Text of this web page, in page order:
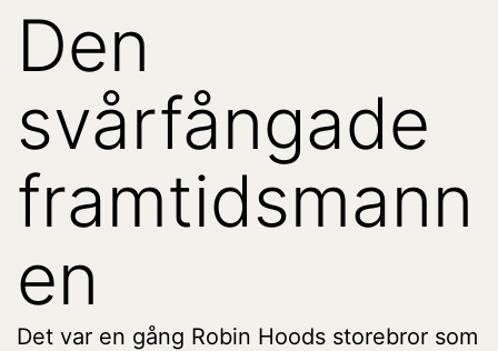
Den
svårfångade
framtidsmann
en
Det var en gång Robin Hoods storebror som